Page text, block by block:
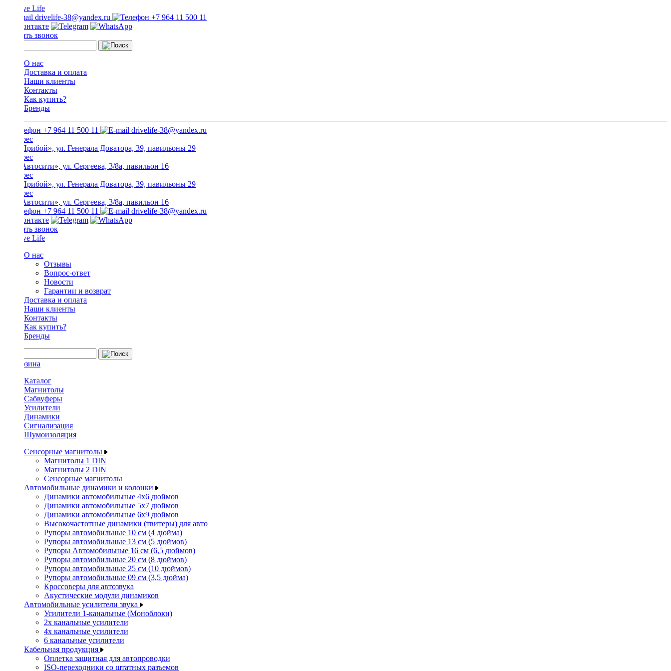
drivelife-38@yandex.ru +7 964 11 500 11
Заказать звонок
О нас
Доставка и оплата
Наши клиенты
Контакты
Как купить?
Бренды
+7 964 11 500 11 drivelife-38@yandex.ru
ТЦ «Прибой», ул. Генерала Доватора, 39, павильоны 29
ТЦ «Автосити», ул. Сергеева, 3/8а, павильон 16
ТЦ «Прибой», ул. Генерала Доватора, 39, павильоны 29
ТЦ «Автосити», ул. Сергеева, 3/8а, павильон 16
+7 964 11 500 11
drivelife-38@yandex.ru
Заказать звонок
О нас
Отзывы
Вопрос-ответ
Новости
Гарантии и возврат
Доставка и оплата
Наши клиенты
Контакты
Как купить?
Бренды
Каталог
Магнитолы
Сабвуферы
Усилители
Динамики
Сигнализация
Шумоизоляция
Сенсорные магнитолы
Магнитолы 1 DIN
Магнитолы 2 DIN
Сенсорные магнитолы
Автомобильные динамики и колонки
Динамики автомобильные 4x6 дюймов
Динамики автомобильные 5x7 дюймов
Динамики автомобильные 6x9 дюймов
Высокочастотные динамики (твитеры) для авто
Рупоры автомобильные 10 см (4 дюйма)
Рупоры автомобильные 13 см (5 дюймов)
Рупоры Автомобильные 16 см (6,5 дюймов)
Рупоры автомобильные 20 см (8 дюймов)
Рупоры автомобильные 25 см (10 дюймов)
Рупоры автомобильные 09 см (3,5 дюйма)
Кроссоверы для автозвука
Акустические модули динамиков
Автомобильные усилители звука
Усилители 1-канальные (Моноблоки)
2х канальные усилители
4х канальные усилители
6 канальные усилители
Кабельная продукция
Оплетка защитная для автопроводки
ISO-переходники со штатных разъемов